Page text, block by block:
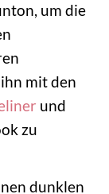
um die
mit den
und
zu
dunklen